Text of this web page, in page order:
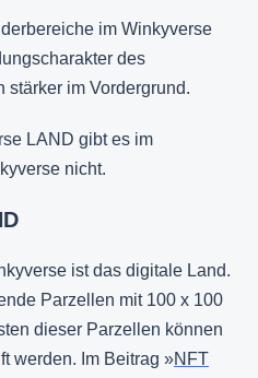
im Winkyverse
des
stärker im Vordergrund.
LAND gibt es im
nicht.
ist das digitale Land.
Parzellen mit 100 x 100
dieser Parzellen können
werden. Im Beitrag »NFT